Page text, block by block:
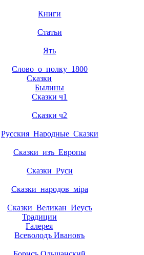
Книги
Статьи
Ять
Слово_о_полку_1800
Сказки
Былины
Сказки ч1
Сказки ч2
Русския_Народные_Сказки
Сказки_изъ_Европы
Сказки_Руси
Сказки_народов_мiра
Сказки_Великан_Иеусъ
Традиции
Галерея
Всеволодъ Ивановъ